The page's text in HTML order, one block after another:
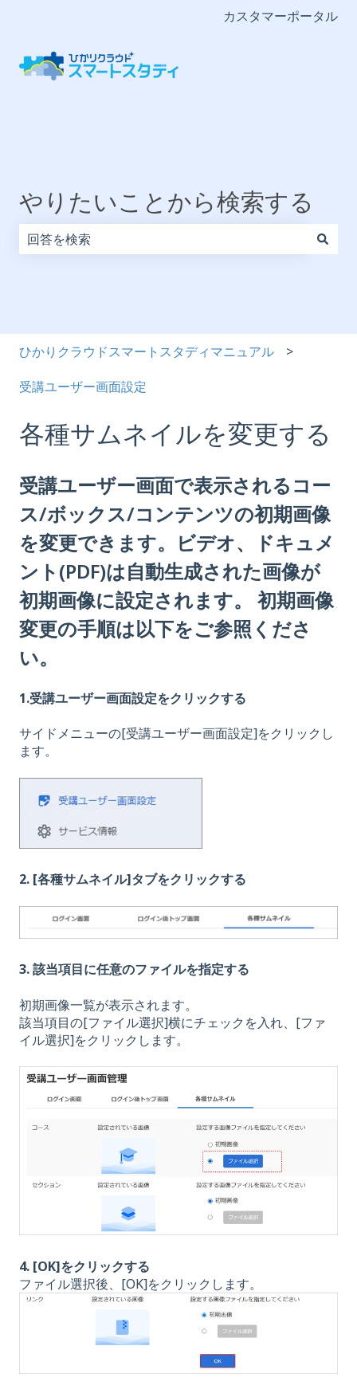
カスタマーポータル
やりたいことから検索する
ひかりクラウドスマートスタディマニュアル
受講ユーザー画面設定
各種サムネイルを変更する
受講ユーザー画面で表示されるコー
ス/ボックス/コンテンツの初期画像
を変更できます。ビデオ、ドキュメ
ント(PDF)は自動生成された画像が
初期画像に設定されます。 初期画像
変更の手順は以下をご参照くださ
い。
1.受講ユーザー画面設定をクリックする
サイドメニューの[受講ユーザー画面設定]をクリックし
ます。
2. [各種サムネイル]タブをクリックする
3. 該当項目に任意のファイルを指定する
初期画像一覧が表示されます。
該当項目の[ファイル選択]横にチェックを入れ、[ファ
イル選択]をクリックします。
4. [OK]をクリックする
ファイル選択後、[OK]をクリックします。